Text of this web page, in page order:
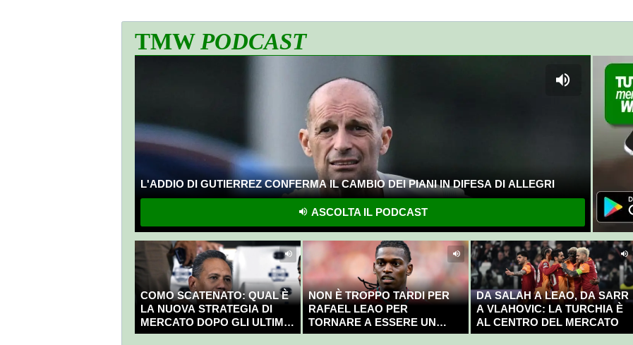
TMWPODCAST
L'ADDIO DI GUTIERREZ CONFERMA IL CAMBIO DEI PIANI IN DIFESA DI ALLEGRI
ASCOLTA IL PODCAST
COMO SCATENATO: QUAL È
LA NUOVA STRATEGIA DI
MERCATO DOPO GLI ULTIMI
COLPI?
NON È TROPPO TARDI PER
RAFAEL LEAO PER
TORNARE A ESSERE UN
CAMPIONE
DA SALAH A LEAO, DA SARR
A VLAHOVIC: LA TURCHIA È
AL CENTRO DEL MERCATO